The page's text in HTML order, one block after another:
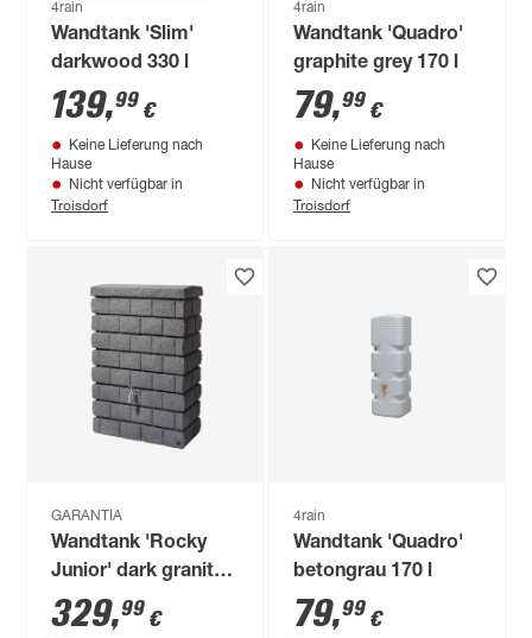
4rain
Wandtank 'Slim'
darkwood 330 l
139,99 €
Keine Lieferung nach
Hause
Nicht verfügbar in
Troisdorf
4rain
Wandtank 'Quadro'
graphite grey 170 l
79,99 €
Keine Lieferung nach
Hause
Nicht verfügbar in
Troisdorf
GARANTIA
Wandtank 'Rocky
Junior' dark granite
300 l
329,99 €
4rain
Wandtank 'Quadro'
betongrau 170 l
79,99 €